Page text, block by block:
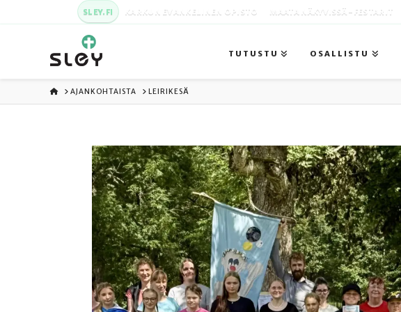
SLEY.FI KARKUN EVANKELINEN OPISTO MAATA NÄKYVISSÄ -FESTARIT
TUTUSTU OSALLISTU
ETUSIVU
AJANKOHTAISTA LEIRIKESÄ